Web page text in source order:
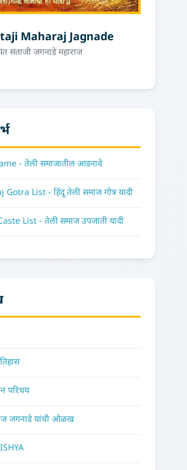
Maharaj Jagnade
संताजी जगनाडे महाराज
- तेली समाजातील आडनावे
List - हिंदू तेली समाज गोत्र यादी
List - तेली समाज उपजाती यादी
परिचय
जगनाडे यांची ओळख